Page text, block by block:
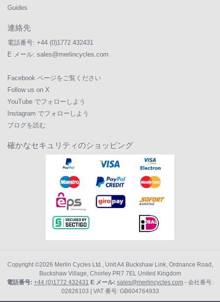
Guides
連絡先
電話番号: +44 (0)1772 432431
E メール: sales@merlincycles.com
Facebook ページをご覧ください
Follow us on X
YouTube でフォローしよう
Instagram でフォローしよう
ブログを読む
確かなセキュリティのショッピング
Copyright ©2026 Merlin Cycles Ltd., Unit A4 Buckshaw Link, Ordnance Road,
Buckshaw Village, Chorley PR7 7EL United Kingdom
電話番号: +44 (0)1772 432431 E メール: sales@merlincycles.com - 会社番号:
02826103 | VAT 番号: GB604764933